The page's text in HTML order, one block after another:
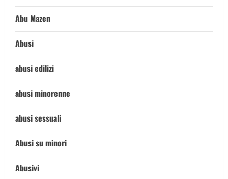
Abu Mazen
Abusi
abusi edilizi
abusi minorenne
abusi sessuali
Abusi su minori
Abusivi